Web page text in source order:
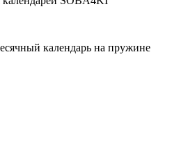
календарь на пружине